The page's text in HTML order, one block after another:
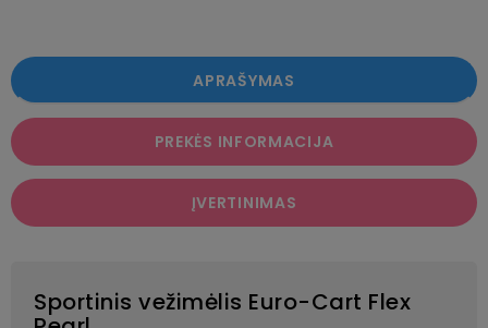
APRAŠYMAS
PREKĖS INFORMACIJA
ĮVERTINIMAS
Sportinis vežimėlis Euro-Cart Flex